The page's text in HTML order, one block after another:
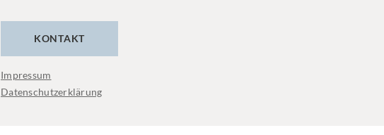
KONTAKT
Impressum
Datenschutzerklärung